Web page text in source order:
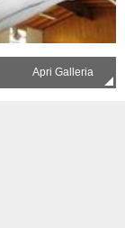
Apri Galleria